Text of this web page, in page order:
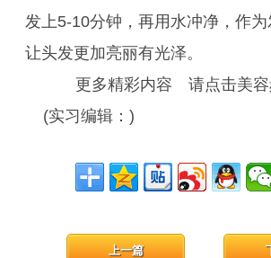
发上5-10分钟，再用水冲净，作
让头发更加亮丽有光泽。
更多精彩内容 请点击美容
(实习编辑：)
上一篇